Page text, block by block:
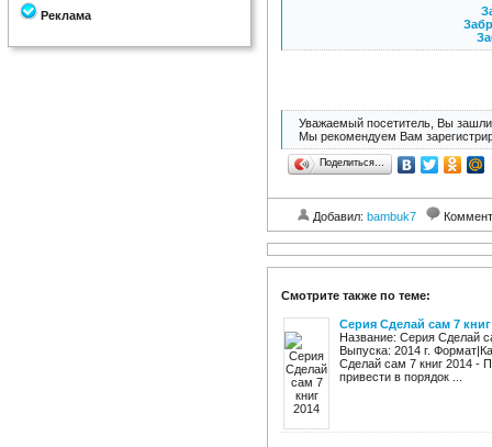
Реклама
Уважаемый посетитель, Вы зашли
Мы рекомендуем Вам
Поделиться…
Добавил: bambuk7
Смотрите также по теме:
Серия Сделай сам 7 книг
Название: Серия Сделай
Выпуска: 2014 г.
Сделай сам 7 книг 2014 -
привести в порядок ...